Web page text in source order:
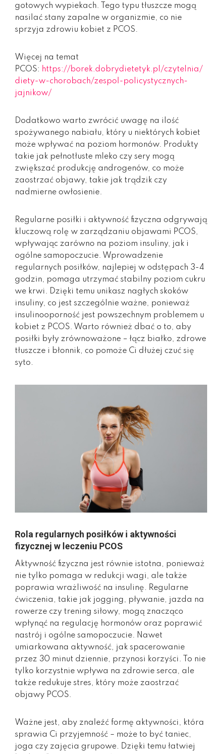
gotowych wypiekach. Tego typu tłuszcze mogą
nasilać stany zapalne w organizmie, co nie
sprzyja zdrowiu kobiet z PCOS.
Więcej na temat
PCOS: https://borek.dobrydietetyk.pl/czytelnia/
diety-w-chorobach/zespol-policystycznych-
jajnikow/
Dodatkowo warto zwrócić uwagę na ilość
spożywanego nabiału, który u niektórych kobiet
może wpływać na poziom hormonów. Produkty
takie jak pełnotłuste mleko czy sery mogą
zwiększać produkcję androgenów, co może
zaostrzać objawy, takie jak trądzik czy
nadmierne owłosienie.
Regularne posiłki i aktywność fizyczna odgrywają
kluczową rolę w zarządzaniu objawami PCOS,
wpływając zarówno na poziom insuliny, jak i
ogólne samopoczucie. Wprowadzenie
regularnych posiłków, najlepiej w odstępach 3-4
godzin, pomaga utrzymać stabilny poziom cukru
we krwi. Dzięki temu unikasz nagłych skoków
insuliny, co jest szczególnie ważne, ponieważ
insulinooporność jest powszechnym problemem u
kobiet z PCOS. Warto również dbać o to, aby
posiłki były zrównoważone – łącz białko, zdrowe
tłuszcze i błonnik, co pomoże Ci dłużej czuć się
syto.
Rola regularnych posiłków i aktywności
fizycznej w leczeniu PCOS
Aktywność fizyczna jest równie istotna, ponieważ
nie tylko pomaga w redukcji wagi, ale także
poprawia wrażliwość na insulinę. Regularne
ćwiczenia, takie jak jogging, pływanie, jazda na
rowerze czy trening siłowy, mogą znacząco
wpłynąć na regulację hormonów oraz poprawić
nastrój i ogólne samopoczucie. Nawet
umiarkowana aktywność, jak spacerowanie
przez 30 minut dziennie, przynosi korzyści. To nie
tylko korzystnie wpływa na zdrowie serca, ale
także redukuje stres, który może zaostrzać
objawy PCOS.
Ważne jest, aby znaleźć formę aktywności, która
sprawia Ci przyjemność – może to być taniec,
joga czy zajęcia grupowe. Dzięki temu łatwiej